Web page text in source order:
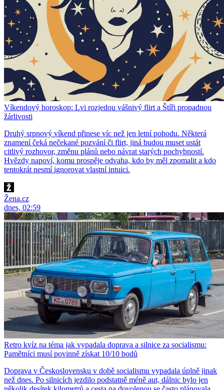
Víkendový horoskop: Lvi rozjedou vášnivý flirt a Štíři propadnou
žárlivosti
Druhý srpnový víkend přinese víc než jen letní pohodu. Některá
znamení čeká nečekané pozvání či flirt, jiná budou muset ustát
citlivý rozhovor, změnu plánů nebo návrat starých pochybností.
Hvězdy napoví, komu prospěje odvaha, kdo by měl zpomalit a kdo
tentokrát nesmí ignorovat vlastní intuici.
Žena.cz
dnes, 02:59
Retro kvíz na téma jak vypadala doprava a silnice za socialismu:
Pamětníci musí povinně získat 10/10 bodů
Doprava v Československu v době socialismu vypadala úplně jinak
než dnes. Po silnicích jezdilo podstatně méně aut, dálnic bylo jen